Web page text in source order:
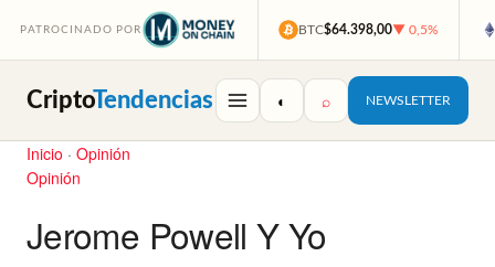
PATROCINADO POR BTC$64.398,00▼ 0,5%
CriptoTendencias ◐ ⌕ NEWSLETTER
Inicio · Opinión
Opinión
Jerome Powell Y Yo